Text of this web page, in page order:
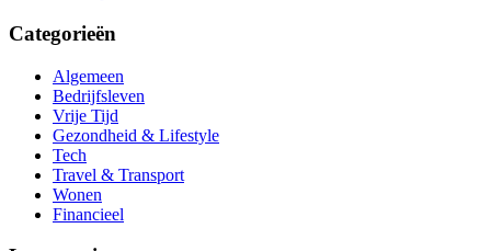
Categorieën
Algemeen
Bedrijfsleven
Vrije Tijd
Gezondheid & Lifestyle
Tech
Travel & Transport
Wonen
Financieel